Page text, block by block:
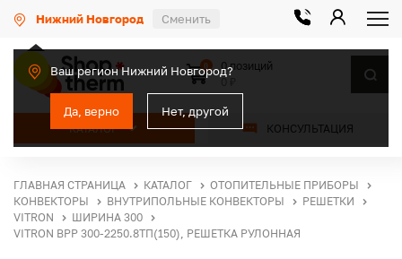
Нижний Новгород Сменить
Ваш регион Нижний Новгород?
Да, верно Нет, другой
КАТАЛОГ КОНСУЛЬТАЦИЯ
0
0 позиций
ГЛАВНАЯ СТРАНИЦА КАТАЛОГ
ОТОПИТЕЛЬНЫЕ ПРИБОРЫ
КОНВЕКТОРЫ
ВНУТРИПОЛЬНЫЕ КОНВЕКТОРЫ
РЕШЕТКИ
VITRON
ШИРИНА 300
VITRON ВРР 300-2250.8ТП(150), РЕШЕТКА РУЛОННАЯ